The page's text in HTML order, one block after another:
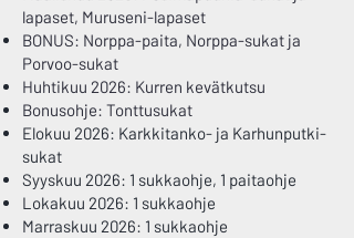
lapaset, Muruseni-lapaset
BONUS: Norppa-paita, Norppa-sukat ja
Porvoo-sukat
Huhtikuu 2026: Kurren kevätkutsu
Bonusohje: Tonttusukat
Elokuu 2026: Karkkitanko- ja Karhunputki-
sukat
Syyskuu 2026: 1 sukkaohje, 1 paitaohje
Lokakuu 2026: 1 sukkaohje
Marraskuu 2026: 1 sukkaohje